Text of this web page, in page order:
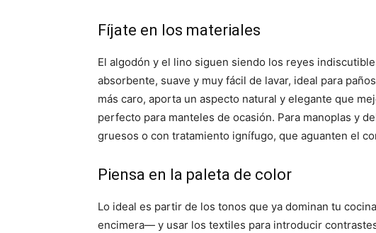
Fíjate en los materiales
El algodón y el lino siguen siendo los reyes
absorbente, suave y muy fácil de lavar, ideal para
más caro, aporta un aspecto natural y elegante que
perfecto para manteles de ocasión. Para manoplas y
gruesos o con tratamiento ignífugo, que aguanten el
Piensa en la paleta de color
Lo ideal es partir de los tonos que ya dominan tu
encimera— y usar los textiles para introducir